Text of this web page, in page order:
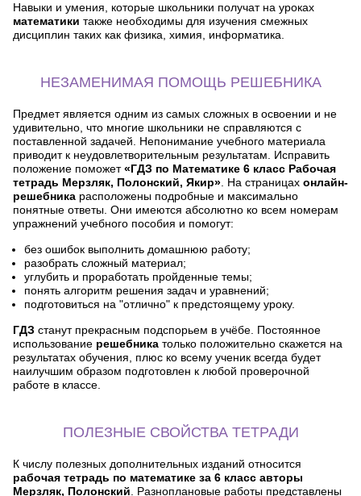
Навыки и умения, которые школьники получат на уроках
математики также необходимы для изучения смежных
дисциплин таких как физика, химия, информатика.
НЕЗАМЕНИМАЯ ПОМОЩЬ РЕШЕБНИКА
Предмет является одним из самых сложных в освоении и не
удивительно, что многие школьники не справляются с
поставленной задачей. Непонимание учебного материала
приводит к неудовлетворительным результатам. Исправить
положение поможет«ГДЗ по Математике 6 класс Рабочая
тетрадь Мерзляк, Полонский, Якир» . На страницах онлайн-
решебника расположены подробные и максимально
понятные ответы. Они имеются абсолютно ко всем номерам
упражнений учебного пособия и помогут:
без ошибок выполнить домашнюю работу;
разобрать сложный материал;
углубить и проработать пройденные темы;
понять алгоритм решения задач и уравнений;
подготовиться на "отлично" к предстоящему уроку.
ГДЗ станут прекрасным подспорьем в учёбе. Постоянное
использование решебника только положительно скажется на
результатах обучения, плюс ко всему ученик всегда будет
наилучшим образом подготовлен к любой проверочной
работе в классе.
ПОЛЕЗНЫЕ СВОЙСТВА ТЕТРАДИ
К числу полезных дополнительных изданий относится
рабочая тетрадь по математике за 6 класс авторы
Мерзляк, Полонский . Разноплановые работы представлены